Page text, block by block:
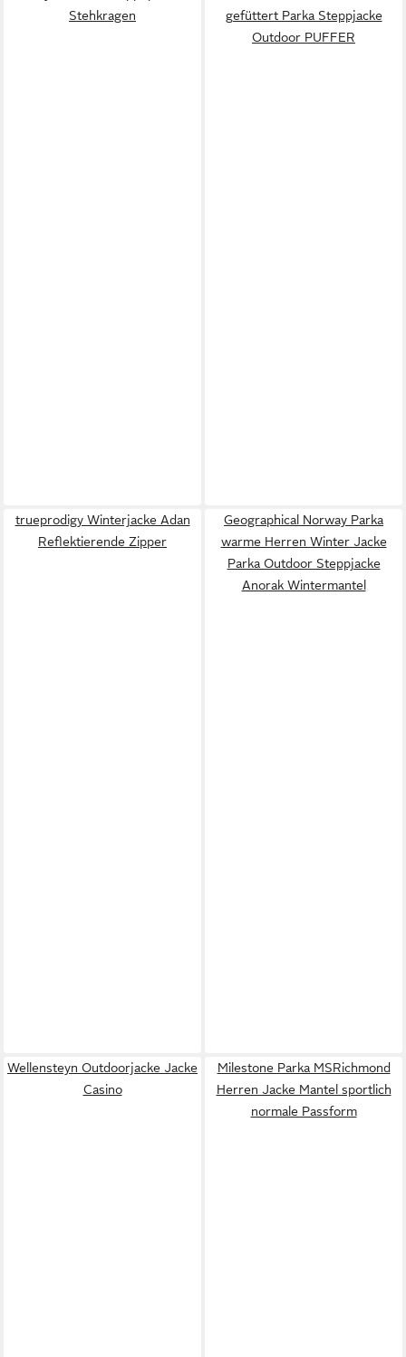
Stehkragen
gefüttert Parka Steppjacke
Outdoor PUFFER
trueprodigy Winterjacke Adan
Reflektierende Zipper
Geographical Norway Parka
warme Herren Winter Jacke
Parka Outdoor Steppjacke
Anorak Wintermantel
Wellensteyn Outdoorjacke Jacke
Casino
Milestone Parka MSRichmond
Herren Jacke Mantel sportlich
normale Passform